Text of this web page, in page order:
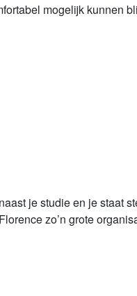
mogelijk kunnen
je studie en je staat
zo’n grote